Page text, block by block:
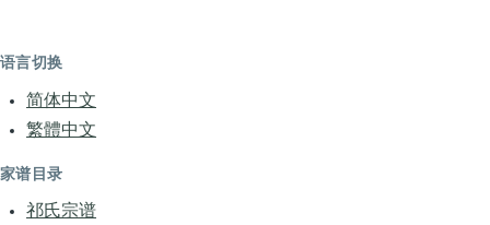
语言切换
简体中文
繁體中文
家谱目录
祁氏宗谱